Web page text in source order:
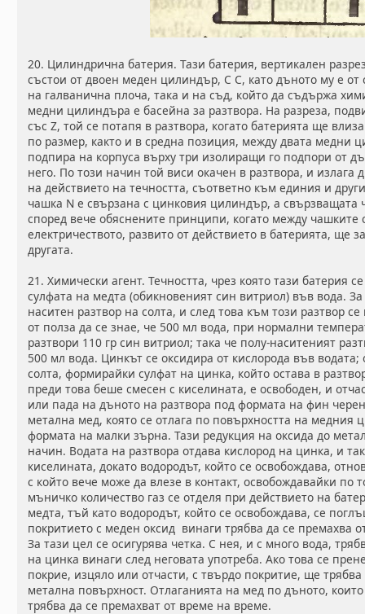
20. Цилиндрична батерия. Тази батерия, вертикален
състои от двоен меден цилиндър, С С, като дъното му е от
на галванична плоча, така и на съд, който да съдържа
медни цилиндъра е басейна за разтвора. На разреза,
със Z, той се потапя в разтвора, когато батерията ще
по размер, както и в средна позиция, между двата медни
подпира на корпуса върху три изолиращи го подпори от
него. По този начин той виси окачен в разтвора, и
на действието на течността, съответно към единия и
чашка N е свързана с цинковия цилиндър, а
според вече обяснените принципи, когато между
електричеството, развито от действието в батерията, ще
другата.
21. Химически агент. Течността, чрез която тази батерия
сулфата на медта (обикновеният син витриол) във вода.
наситен разтвор на солта, и след това към този разтвор
от полза да се знае, че 500 мл вода, при нормални
разтвори 110 гр син витриол; така че полу-наситеният
500 мл вода. Цинкът се оксидира от кислорода във
солта, формирайки сулфат на цинка, който остава в
преди това беше смесен с киселината, е освободен, и
или пада на дъното на разтвора под формата на фин
метална мед, която се отлага по повърхността на
формата на малки зърна. Тази редукция на оксида до
начин. Водата на разтвора отдава кислород на цинка, и
киселината, докато водородът, който се освобождава,
с който вече може да влезе в контакт, освобождавайки
мъничко количество газ се отделя при действието на
медта, тъй като водородът, който се освобождава, се
покритието с меден оксид винаги трябва да се премахва
За тази цел се осигурява четка. С нея, и с много вода,
на цинка винаги след неговата употреба. Ако това се
покрие, изцяло или отчасти, с твърдо покритие, ще
метална повърхност. Отлаганията на мед по дъното,
трябва да се премахват от време на време.